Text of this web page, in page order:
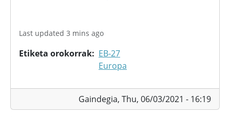
Last updated 3 mins ago
Etiketa orokorrak
EB-27
Europa
Gaindegia, Thu, 06/03/2021 - 16:19